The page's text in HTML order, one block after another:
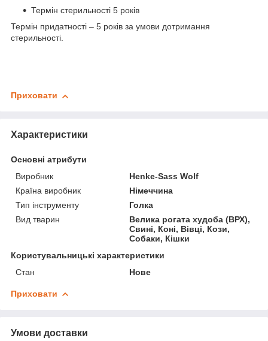
Термін стерильності 5 років
Термін придатності – 5 років за умови дотримання
стерильності.
Приховати
Характеристики
Основні атрибути
Виробник
Henke-Sass Wolf
Країна виробник
Німеччина
Тип інструменту
Голка
Вид тварин
Велика рогата худоба (ВРХ),
Свині, Коні, Вівці, Кози,
Собаки, Кішки
Користувальницькі характеристики
Стан
Нове
Приховати
Умови доставки